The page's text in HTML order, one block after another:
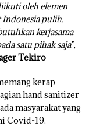
oleh elemen
Indonesia pulih.
kerjasama
satu pihak saja”,
Tekiro
kerap
hand sanitizer
masyarakat yang
Covid-19.